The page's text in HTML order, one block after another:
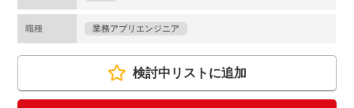
職種 業務アプリエンジニア
検討中リストに追加